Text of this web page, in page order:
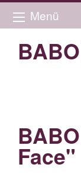
Menü
Face"